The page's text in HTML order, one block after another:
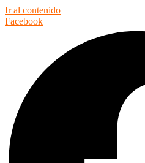
Ir al contenido
Facebook